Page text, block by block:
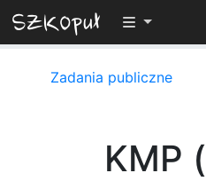
Przełącz
Zadania publiczne
KMP